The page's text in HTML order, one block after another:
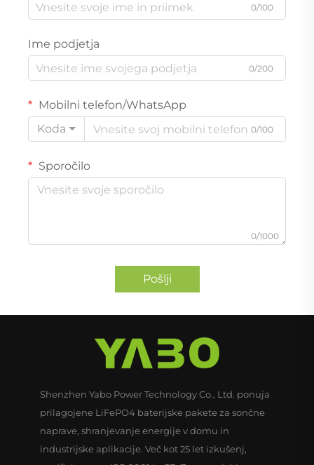
0/100
Ime podjetja
0/200
Mobilni telefon/WhatsApp
Koda
0/100
Sporočilo
0/1000
Pošlji
Shenzhen Yabo Power Technology Co., Ltd. ponuja
prilagojene LiFePO4 baterijske pakete za sončne
naprave, shranjevanje energije v domu in
industrijske aplikacije. Več kot 25 let izkušenj,